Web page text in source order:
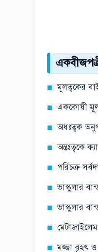
মূলত্বকের
এককোষী
অধঃত্বক
অন্তঃত্বকে
পরিচক্র
ভাস্কুলার
ভাস্কুলার
মজ্জা বৃহৎ ও